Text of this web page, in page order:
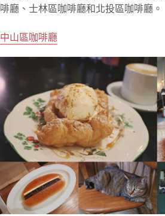
啡廳、士林區咖啡廳和北投區咖啡廳。
中山區咖啡廳